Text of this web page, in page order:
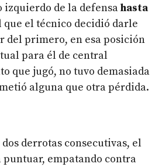
izquierdo de la defensahasta
que el técnico decidió darle
del primero, en esa posición
para él de central
que jugó, no tuvo demasiada
alguna que otra pérdida.
derrotas consecutivas, el
puntuar, empatando contra